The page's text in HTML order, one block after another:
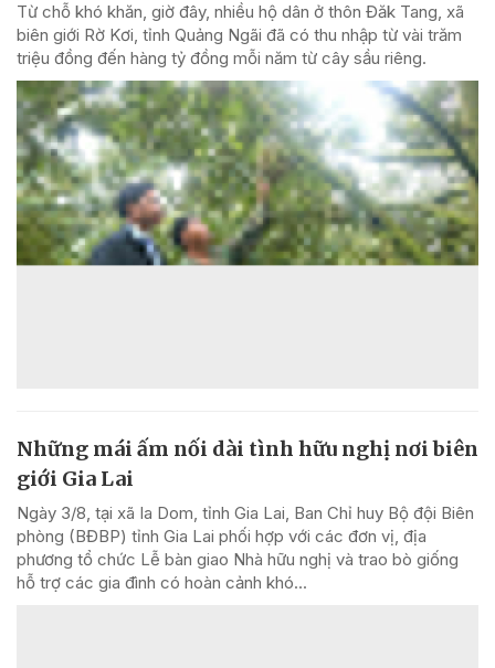
Từ chỗ khó khăn, giờ đây, nhiều hộ dân ở thôn Đăk Tang, xã
biên giới Rờ Kơi, tỉnh Quảng Ngãi đã có thu nhập từ vài trăm
triệu đồng đến hàng tỷ đồng mỗi năm từ cây sầu riêng.
Những mái ấm nối dài tình hữu nghị nơi biên
giới Gia Lai
Ngày 3/8, tại xã Ia Dom, tỉnh Gia Lai, Ban Chỉ huy Bộ đội Biên
phòng (BĐBP) tỉnh Gia Lai phối hợp với các đơn vị, địa
phương tổ chức Lễ bàn giao Nhà hữu nghị và trao bò giống
hỗ trợ các gia đình có hoàn cảnh khó...